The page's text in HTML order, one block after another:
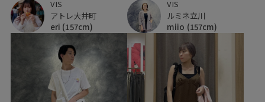
VIS
アトレ大井町
eri (157cm)
VIS
ルミネ立川
miio (157cm)